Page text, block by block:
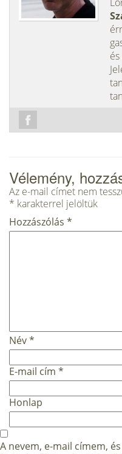
Vélemény,
Az e-mail címet nem
* karakterrel jelöltük
Hozzászólás *
Név*
E-mail cím *
Honlap
A nevem, e-mail címem,